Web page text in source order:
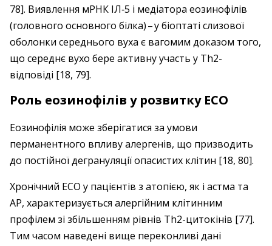
78]. Виявлення мРНК IЛ‑5 і медіатора еозинофілів
(головного основного білка) – ​у біоптаті слизової
оболонки середнього вуха є вагомим доказом того,
що середнє вухо бере активну участь у Th2-
відповіді [18, 79].
Роль еозинофілів у розвитку ЕСО
Еозинофілія може зберігатися за умови
перманентного впливу алергенів, що призводить
до постійної дегрануляції опасистих клітин [18, 80].
Хронічний ЕСО у пацієнтів з атопією, як і астма та
АР, характеризується алергійним клітинним
профілем зі збільшенням рівнів Th2-цитокінів [77].
Тим часом наведені вище переконливі дані